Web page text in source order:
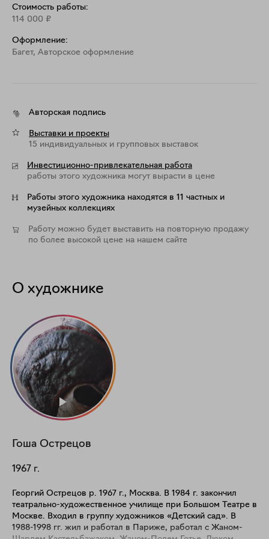
ценностей?
ищет своим новым проектом «Подобие подобному
подобного», размывая границы условного,
бережно и скорбно несут плат с нерукотворным
«ликом» древесного среза. Две фигуры смиренно
при- клонили колена перед распятым древесным
существом. Тончайшая графика и живопись Гоши
Острецова аккомпанирует объемной религиозной
Герои здесь деревья, и, как видно, они абсолютно
достаточно точно освоили новый образ.
Стоимость работы:
114 000 ₽
Оформление:
Багет, Aвторское оформление
Авторская подпись
Выставки и проекты
15 индивидуальных и групповых выставок
Инвестиционно-привлекательная работа
работы этого художника могут вырасти в цене
Работы этого художника находятся в 11 частных и
музейных коллекциях
Работу можно будет выставить на повторную продажу
по более высокой цене на нашем сайте
О художнике
Гоша Острецов
1967 г.
Георгий Острецов р. 1967 г., Москва. В 1984 г. закончил
театрально-художественное училище при Большом Театре в
Москве. Входил в группу художников «Детский сад». В
1988-1998 гг. жил и работал в Париже, работал с Жаном-